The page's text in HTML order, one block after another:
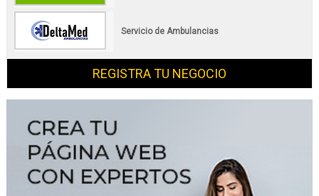
Servicio de Ambulancias
REGISTRA TU NEGOCIO